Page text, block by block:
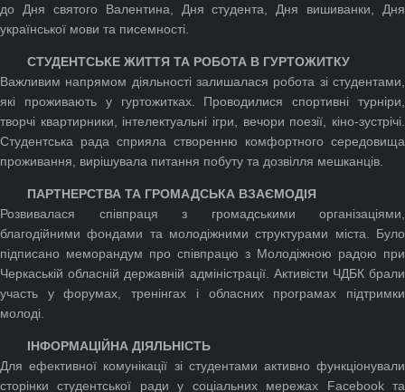
до Дня святого Валентина, Дня студента, Дня вишиванки, Дня
української мови та писемності.
СТУДЕНТСЬКЕ ЖИТТЯ ТА РОБОТА В ГУРТОЖИТКУ
Важливим напрямом діяльності залишалася робота зі студентами,
які проживають у гуртожитках. Проводилися спортивні турніри,
творчі квартирники, інтелектуальні ігри, вечори поезії, кіно-зустрічі.
Студентська рада сприяла створенню комфортного середовища
проживання, вирішувала питання побуту та дозвілля мешканців.
ПАРТНЕРСТВА ТА ГРОМАДСЬКА ВЗАЄМОДІЯ
Розвивалася співпраця з громадськими організаціями,
благодійними фондами та молодіжними структурами міста. Було
підписано меморандум про співпрацю з Молодіжною радою при
Черкаській обласній державній адміністрації. Активісти ЧДБК брали
участь у форумах, тренінгах і обласних програмах підтримки
молоді.
ІНФОРМАЦІЙНА ДІЯЛЬНІСТЬ
Для ефективної комунікації зі студентами активно функціонували
сторінки студентської ради у соціальних мережах Facebook та